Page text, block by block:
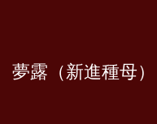
夢露（新進種母）